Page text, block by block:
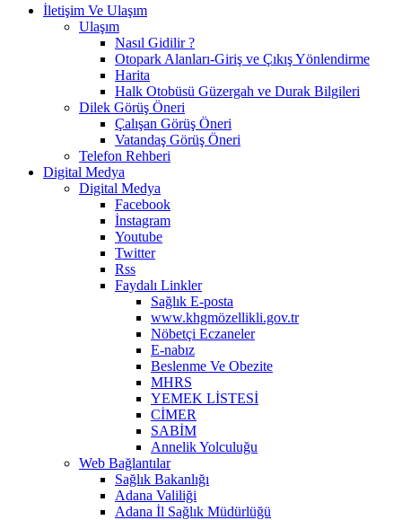
İletişim Ve Ulaşım
Ulaşım
Nasıl Gidilir ?
Otopark Alanları-Giriş ve Çıkış Yönlendirme
Harita
Halk Otobüsü Güzergah ve Durak Bilgileri
Dilek Görüş Öneri
Çalışan Görüş Öneri
Vatandaş Görüş Öneri
Telefon Rehberi
Digital Medya
Digital Medya
Facebook
İnstagram
Youtube
Twitter
Rss
Faydalı Linkler
Sağlık E-posta
www.khgmözellikli.gov.tr
Nöbetçi Eczaneler
E-nabız
Beslenme Ve Obezite
MHRS
YEMEK LİSTESİ
CİMER
SABİM
Annelik Yolculuğu
Web Bağlantılar
Sağlık Bakanlığı
Adana Valiliği
Adana İl Sağlık Müdürlüğü